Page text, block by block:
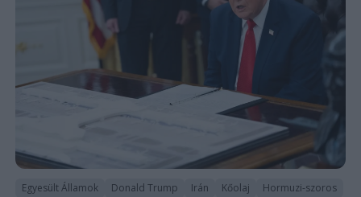
Egyesült Államok Donald Trump Irán Kőolaj Hormuzi-szoros